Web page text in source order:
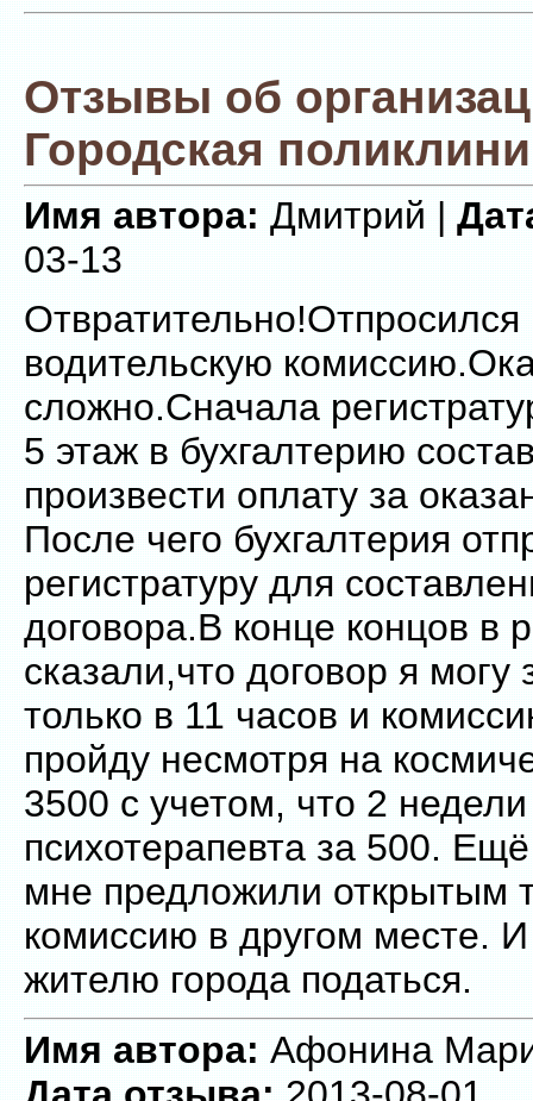
Отзывы об
Городская
Имя автора:Дмитрий |
03-13
водительскую
сложно.Сначала
5 этаж в бухгалтерию
произвести оплату за
После чего бухгалтерия
регистратуру для
договора.В конце концов в
сказали,что договор я могу
только в 11 часов и
пройду несмотря на
3500 с учетом, что 2
психотерапевта за 500.
мне предложили открытым
комиссию в другом месте.
жителю города податься.
Имя автора:Афонина